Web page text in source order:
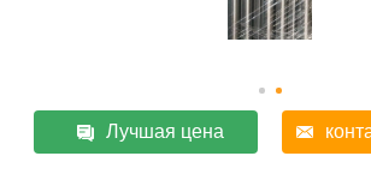
Лучшая цена